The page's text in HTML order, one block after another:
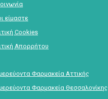
είμαστε
Cookies
Απορρήτου
Φαρμακεία Αττικής
Φαρμακεία Θεσσαλονίκης